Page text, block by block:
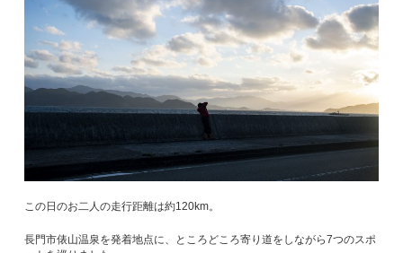
この日のお二人の走行距離は約120km。
長門市俵山温泉を発着地点に、ところどころ寄り道をしながら7つのスポ